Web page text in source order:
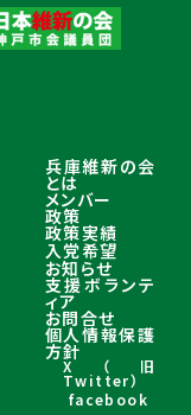
兵庫維新の会
とは
メンバー
政策
政策実績
入党希望
お知らせ
支援ボランテ
ィア
お問合せ
個人情報保護
方針
X（旧
Twitter）
facebook